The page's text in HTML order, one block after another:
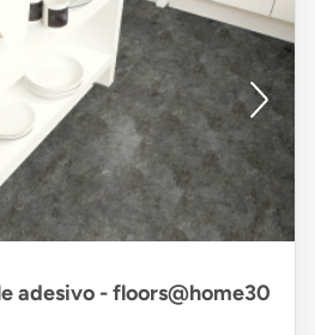
adesivo - floors@home30